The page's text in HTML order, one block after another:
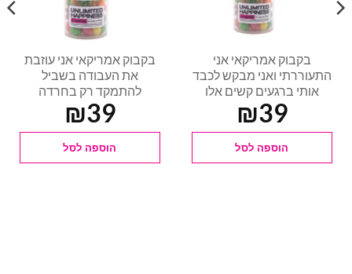
בקבוק אמריקאי אני
התעוררתי ואני מבקש לכבד
אותי ברגעים קשים אלו
₪39
הוספה לסל
בקבוק אמריקאי אני עוזבת
את העבודה בשביל
להתמקד רק בחרדה
₪39
הוספה לסל